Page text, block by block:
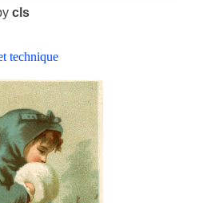
cls
technique